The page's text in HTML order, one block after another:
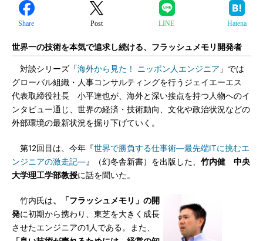
Share Post LINE Hatena
世界一の技術を本気で追求し続ける、フラッシュメモリ開発者
対談シリーズ「海外から見た！ ニッポン人エンジニア 」では
グローバル組織・人事コンサルティングを行うジェイエーエス
代表取締役社長 小平達也が、海外と深い接点を持つ人物へのイ
ンタビュー通じ、世界の経済・技術動向、文化や政治状況などの
外部環境の最新状況を掘り下げていく。
第12回目は、今年『世界で勝負する仕事術―最先端ITに挑むエ
ンジニアの激走記―』（幻冬舎新書）を出版した、 竹内健 中央
大学理工学部教授に話を聞いた。
竹内氏は、「フラッシュメモリ」の開
発に初期から携わり、東芝を大きく成長
させたエンジニアの1人である。また、